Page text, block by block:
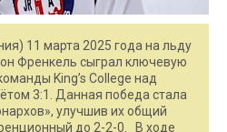
11 марта 2025 года на льду
Френкель сыграл ключевую
King’s College над
3:1. Данная победа стала
улучшив их общий
до 2-2-0. В ходе